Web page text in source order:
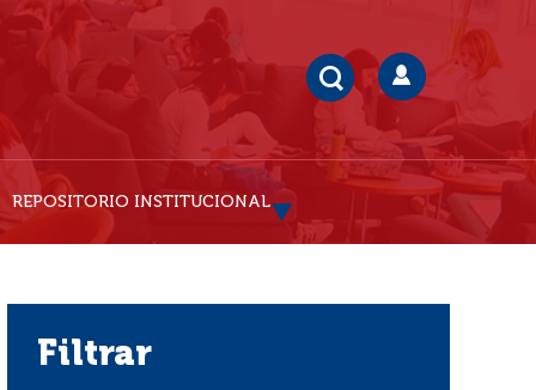
REPOSITORIO INSTITUCIONAL
filtrar